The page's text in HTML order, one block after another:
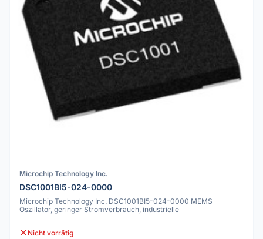
Microchip Technology Inc.
DSC1001BI5-024-0000
Microchip Technology Inc. DSC1001BI5-024-0000 MEMS
Oszillator, geringer Stromverbrauch, industrielle
Nicht vorrätig